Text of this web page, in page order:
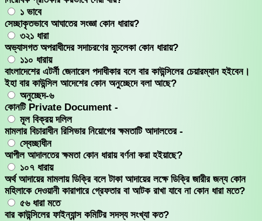
১ ভাবে
সেচ্ছাকৃতভাবে আঘাতের সংজ্ঞা কোন ধারায়?
৩২১ ধারা
অভ্যাসগত অপরাধীদের সদাচরণের মুচলেকা কোন ধারায়?
১১০ ধারায়
বাংলাদেশের এটর্নী জেনারেল পদাধীকার বলে বার কাউন্সিলের চেয়ারম্যান হইবেন।
ইহা বার কাউন্সিল আদেশের কোন অনুচ্ছেদে বলা আছে?
অনুচ্ছেদ-৬
কোনটি Private Document -
মূল বিক্রয় দলিল
মামলার বিচারাধীন রিসিভার নিয়োগের ক্ষমতাটি আদালতের -
স্বেচ্ছাধীন
আপীল আদালতের ক্ষমতা কোন ধারায় বর্ণনা করা হইয়াছে?
১০৭ ধারায়
অর্থ আদায়ের মামলায় ডিক্রি বলে টাকা আদায়ের লক্ষে ডিক্রি জারীর জন্য কোন
মহিলাকে দেওয়ানী কারাগারে গ্রেফতার বা আটক রাখা যাবে না কোন ধারা মতে?
৫৬ ধারা মতে
বার কাউন্সিলের ফাইন্যান্স কমিটির সদস্য সংখ্যা কত?